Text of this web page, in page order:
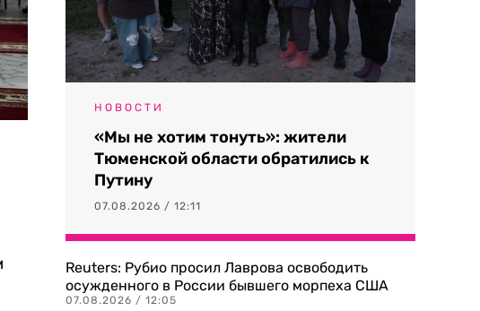
НОВОСТИ
«Мы не хотим тонуть»: жители
Тюменской области обратились к
Путину
07.08.2026 / 12:11
Reuters: Рубио просил Лаврова освободить
осужденного в России бывшего морпеха США
07.08.2026 / 12:05